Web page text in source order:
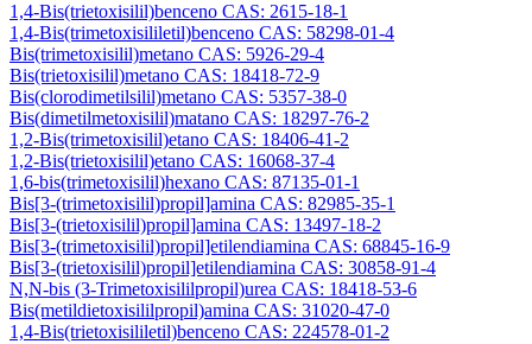
1,4-Bis(trietoxisilil)benceno CAS: 2615-18-1
1,4-Bis(trimetoxisililetil)benceno CAS: 58298-01-4
Bis(trimetoxisilil)metano CAS: 5926-29-4
Bis(trietoxisilil)metano CAS: 18418-72-9
Bis(clorodimetilsilil)metano CAS: 5357-38-0
Bis(dimetilmetoxisilil)matano CAS: 18297-76-2
1,2-Bis(trimetoxisilil)etano CAS: 18406-41-2
1,2-Bis(trietoxisilil)etano CAS: 16068-37-4
1,6-bis(trimetoxisilil)hexano CAS: 87135-01-1
Bis[3-(trimetoxisilil)propil]amina CAS: 82985-35-1
Bis[3-(trietoxisilil)propil]amina CAS: 13497-18-2
Bis[3-(trimetoxisilil)propil]etilendiamina CAS: 68845-16-9
Bis[3-(trietoxisilil)propil]etilendiamina CAS: 30858-91-4
N,N-bis (3-Trimetoxisililpropil)urea CAS: 18418-53-6
Bis(metildietoxisililpropil)amina CAS: 31020-47-0
1,4-Bis(trietoxisililetil)benceno CAS: 224578-01-2